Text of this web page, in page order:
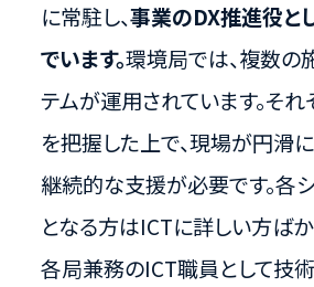
に常駐し、事業のDX推進役と
でいます。環境局では、複数の
テムが運用されています。そ
を把握した上で、現場が円滑
継続的な支援が必要です。各
となる方はICTに詳しい方ば
各局兼務のICT職員として技